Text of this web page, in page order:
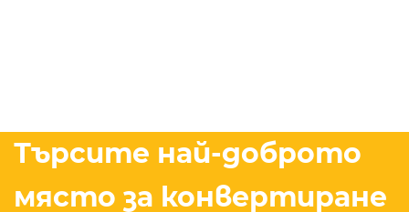
Търсите най-доброто
място за конвертиране